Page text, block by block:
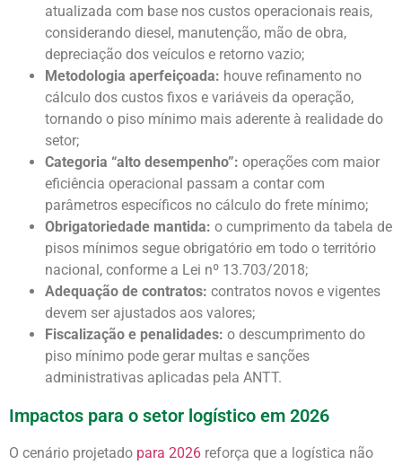
atualizada com base nos custos operacionais reais,
considerando diesel, manutenção, mão de obra,
depreciação dos veículos e retorno vazio;
Metodologia aperfeiçoada: houve refinamento no
cálculo dos custos fixos e variáveis da operação,
tornando o piso mínimo mais aderente à realidade do
setor;
Categoria “alto desempenho”: operações com maior
eficiência operacional passam a contar com
parâmetros específicos no cálculo do frete mínimo;
Obrigatoriedade mantida: o cumprimento da tabela de
pisos mínimos segue obrigatório em todo o território
nacional, conforme a Lei nº 13.703/2018;
Adequação de contratos: contratos novos e vigentes
devem ser ajustados aos valores;
Fiscalização e penalidades: o descumprimento do
piso mínimo pode gerar multas e sanções
administrativas aplicadas pela ANTT.
Impactos para o setor logístico em 2026
O cenário projetado para 2026 reforça que a logística não